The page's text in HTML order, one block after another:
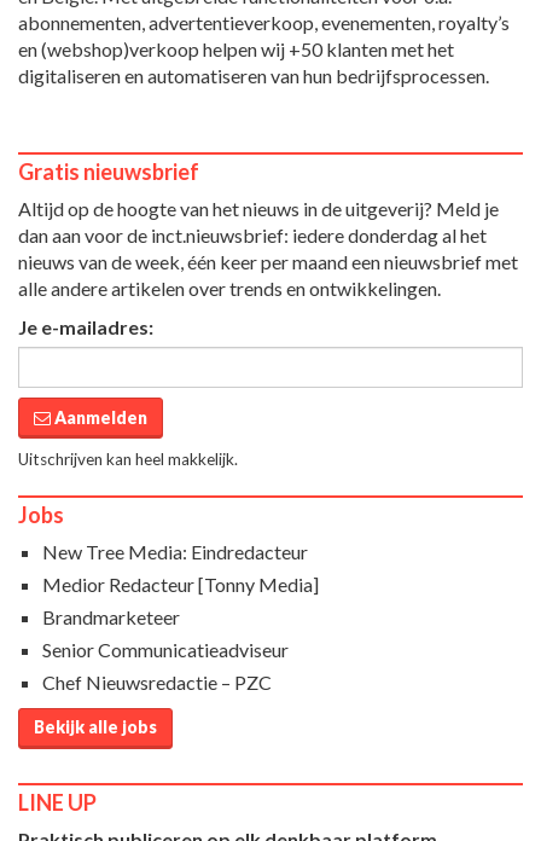
abonnementen, advertentieverkoop, evenementen, royalty’s
en (webshop)verkoop helpen wij +50 klanten met het
digitaliseren en automatiseren van hun bedrijfsprocessen.
Gratis nieuwsbrief
Altijd op de hoogte van het nieuws in de uitgeverij? Meld je
dan aan voor de inct.nieuwsbrief: iedere donderdag al het
nieuws van de week, één keer per maand een nieuwsbrief met
alle andere artikelen over trends en ontwikkelingen.
Je e-mailadres:
Aanmelden
Uitschrijven kan heel makkelijk.
Jobs
New Tree Media: Eindredacteur
Medior Redacteur [Tonny Media]
Brandmarketeer
Senior Communicatieadviseur
Chef Nieuwsredactie – PZC
Bekijk alle jobs
LINE UP